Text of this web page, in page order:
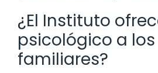
¿El Instituto
psicológico a los
familiares?